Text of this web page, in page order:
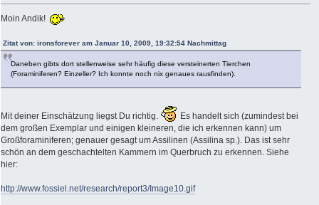
Moin Andik!
Zitat von: ironsforever am Januar 10, 2009, 19:32:54 Nachmittag
Daneben gibts dort stellenweise sehr häufig diese versteinerten Tierchen
(Foraminiferen? Einzeller? Ich konnte noch nix genaues rausfinden).
Mit deiner Einschätzung liegst Du richtig.
Es handelt sich (zumindest bei
dem großen Exemplar und einigen kleineren, die ich erkennen kann) um
Großforaminiferen; genauer gesagt um Assilinen (Assilina sp.). Das ist sehr
schön an dem geschachtelten Kammern im Querbruch zu erkennen. Siehe
hier:
http://www.fossiel.net/research/report3/Image10.gif